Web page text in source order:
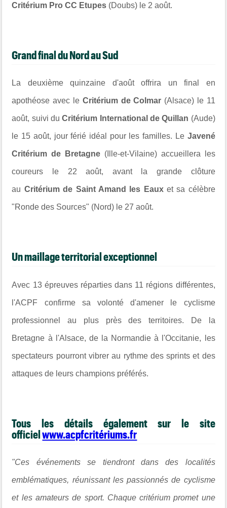
Critérium Pro CC Etupes (Doubs) le 2 août.
Grand final du Nord au Sud
La deuxième quinzaine d'août offrira un final en
apothéose avec le Critérium de Colmar (Alsace) le 11
août, suivi duCritérium International de Quillan (Aude)
le 15 août, jour férié idéal pour les familles. Le Javené
Critérium de Bretagne (Ille-et-Vilaine) accueillera les
coureurs le 22 août, avant la grande clôture
au Critérium de Saint Amand les Eauxet sa célèbre
"Ronde des Sources" (Nord) le 27 août.
Un maillage territorial exceptionnel
Avec 13 épreuves réparties dans 11 régions différentes,
l'ACPF confirme sa volonté d'amener le cyclisme
professionnel au plus près des territoires. De la
Bretagne à l'Alsace, de la Normandie à l'Occitanie, les
spectateurs pourront vibrer au rythme des sprints et des
attaques de leurs champions préférés.
Tous les détails également sur le site
officielwww.acpfcritériums.fr
"Ces événements se tiendront dans des localités
emblématiques, réunissant les passionnés de cyclisme
et les amateurs de sport. Chaque critérium promet une